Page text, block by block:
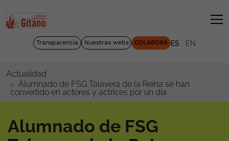
Transparencia Nuestras webs COLABORA ES EN
Actualidad
Alumnado de FSG Talavera de la Reina se han
convertido en actores y actrices por un día
Alumnado de FSG